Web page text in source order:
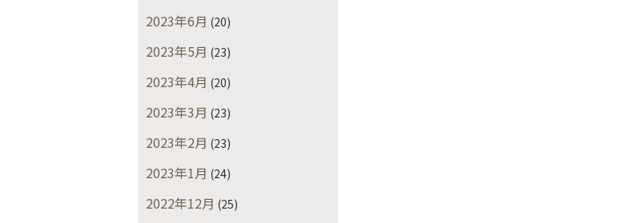
2023年6月 (20)
2023年5月 (23)
2023年4月 (20)
2023年3月 (23)
2023年2月 (23)
2023年1月 (24)
2022年12月 (25)